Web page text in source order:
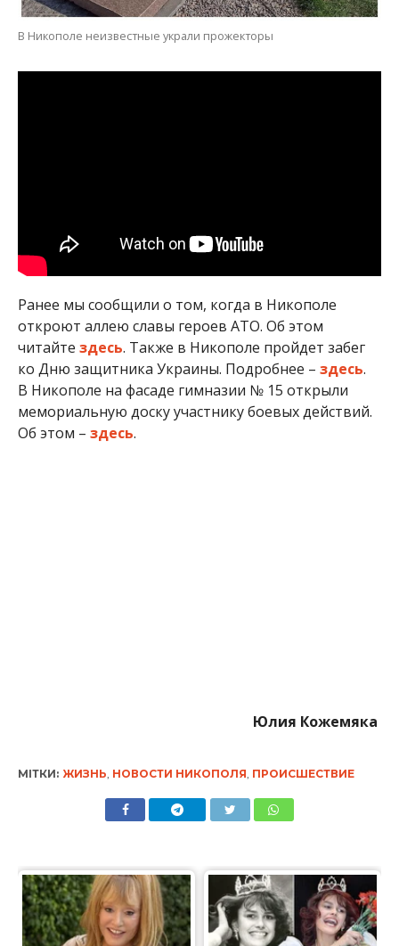
В Никополе неизвестные украли прожекторы
Ранее мы сообщили о том, когда в Никополе
откроют аллею славы героев АТО. Об этом
читайте здесь. Также в Никополе пройдет забег
ко Дню защитника Украины. Подробнее – здесь.
В Никополе на фасаде гимназии № 15 открыли
мемориальную доску участнику боевых действий.
Об этом – здесь.
Юлия Кожемяка
МІТКИ: ЖИЗНЬ НОВОСТИ НИКОПОЛЯ ПРОИСШЕСТВИЕ